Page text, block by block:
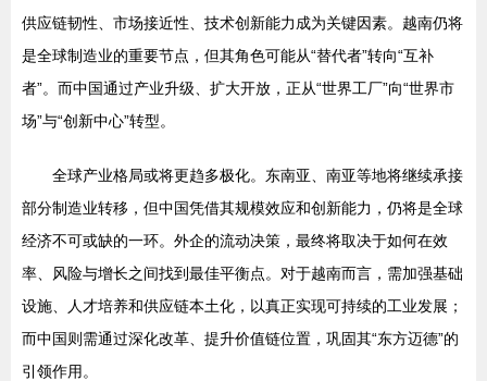
供应链韧性、市场接近性、技术创新能力成为关键因素。越南仍将
是全球制造业的重要节点，但其角色可能从“替代者”转向“互补
者”。而中国通过产业升级、扩大开放，正从“世界工厂”向“世界市
场”与“创新中心”转型。
全球产业格局或将更趋多极化。东南亚、南亚等地将继续承接
部分制造业转移，但中国凭借其规模效应和创新能力，仍将是全球
经济不可或缺的一环。外企的流动决策，最终将取决于如何在效
率、风险与增长之间找到最佳平衡点。对于越南而言，需加强基础
设施、人才培养和供应链本土化，以真正实现可持续的工业发展；
而中国则需通过深化改革、提升价值链位置，巩固其“东方迈德”的
引领作用。